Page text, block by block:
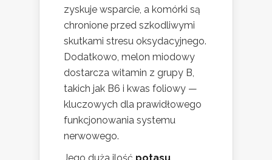
zyskuje wsparcie, a komórki są
chronione przed szkodliwymi
skutkami stresu oksydacyjnego.
Dodatkowo, melon miodowy
dostarcza witamin z grupy B,
takich jak B6 i kwas foliowy —
kluczowych dla prawidłowego
funkcjonowania systemu
nerwowego.